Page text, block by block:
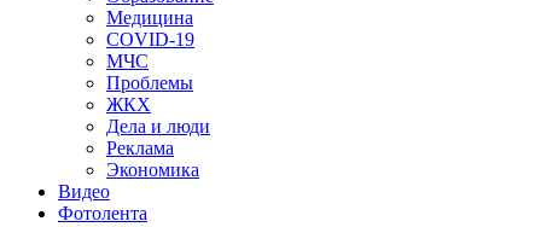
Медицина
COVID-19
МЧС
Проблемы
ЖКХ
Дела и люди
Реклама
Экономика
Видео
Фотолента